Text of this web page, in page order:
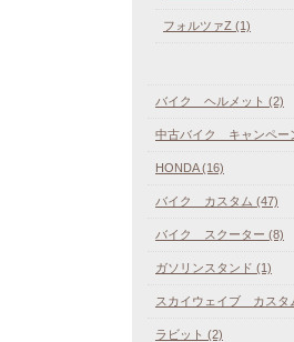
フォルツァZ (1)
バイク ヘルメット (2)
中古バイク キャンペー
HONDA (16)
バイク カスタム (47)
バイク スクーター (8)
ガソリンスタンド (1)
スカイウェイブ カスタ
ラビット (2)